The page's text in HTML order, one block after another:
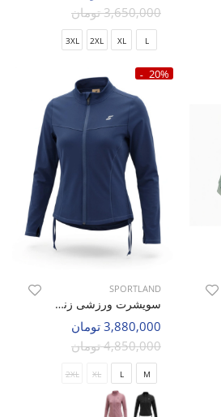
3,650,000 تومان
L
XL
2XL
3XL
20%
SPORTLAND
سویشرت ورزشی زنانه اسپورتلند Apex Fit W
3,880,000 تومان
4,850,000 تومان
M
L
XL
2XL